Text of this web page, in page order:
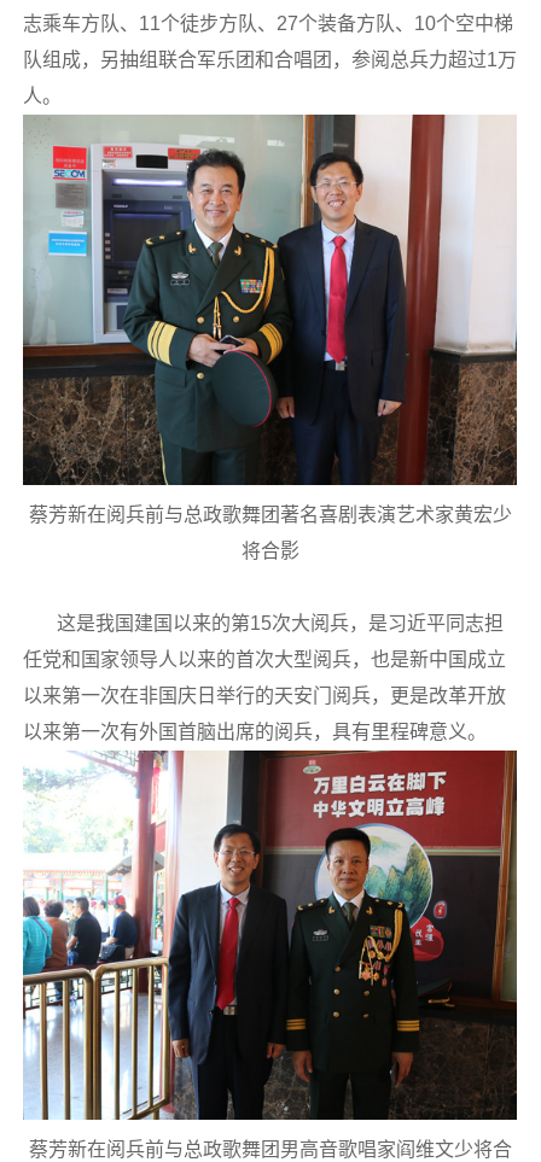
志乘车方队、11个徒步方队、27个装备方队、10个空中梯
队组成，另抽组联合军乐团和合唱团，参阅总兵力超过1万
人。
蔡芳新在阅兵前与总政歌舞团著名喜剧表演艺术家黄宏少
将合影
这是我国建国以来的第15次大阅兵，是习近平同志担
任党和国家领导人以来的首次大型阅兵，也是新中国成立
以来第一次在非国庆日举行的天安门阅兵，更是改革开放
以来第一次有外国首脑出席的阅兵，具有里程碑意义。
蔡芳新在阅兵前与总政歌舞团男高音歌唱家阎维文少将合